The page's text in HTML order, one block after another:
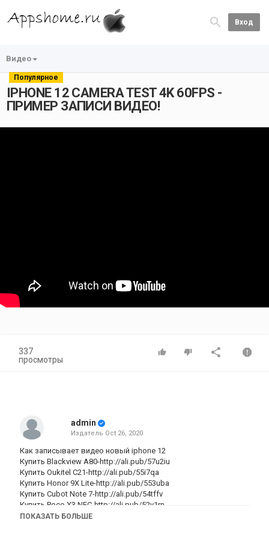
Вход
Видео
Популярное
IPHONE 12 CAMERA TEST 4K 60FPS -
ПРИМЕР ЗАПИСИ ВИДЕО!
337
просмотры
admin
Издатель Oct 26, 2020
Как записывает видео новый iphone 12
Купить Blackview A80-http://ali.pub/57u2iu
Купить Oukitel C21-http://ali.pub/55i7qa
Купить Honor 9X Lite-http://ali.pub/553uba
Купить Cubot Note 7-http://ali.pub/54tffv
Купить Poco X3 NFC-http://ali.pub/52y1rn
Купить Redmi 9C-http://ali.pub/51qa9y
ПОКАЗАТЬ БОЛЬШЕ